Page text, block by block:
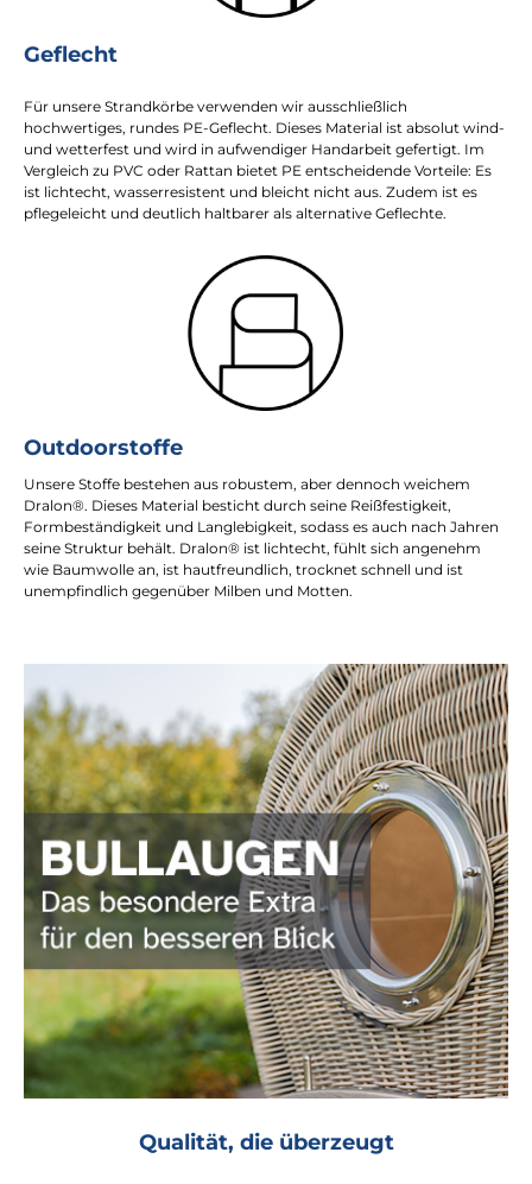
Geflecht
Für unsere Strandkörbe verwenden wir ausschließlich
hochwertiges, rundes PE-Geflecht. Dieses Material ist absolut wind-
und wetterfest und wird in aufwendiger Handarbeit gefertigt. Im
Vergleich zu PVC oder Rattan bietet PE entscheidende Vorteile: Es
ist lichtecht, wasserresistent und bleicht nicht aus. Zudem ist es
pflegeleicht und deutlich haltbarer als alternative Geflechte.
Outdoorstoffe
Unsere Stoffe bestehen aus robustem, aber dennoch weichem
Dralon®. Dieses Material besticht durch seine Reißfestigkeit,
Formbeständigkeit und Langlebigkeit, sodass es auch nach Jahren
seine Struktur behält. Dralon® ist lichtecht, fühlt sich angenehm
wie Baumwolle an, ist hautfreundlich, trocknet schnell und ist
unempfindlich gegenüber Milben und Motten.
Qualität, die überzeugt